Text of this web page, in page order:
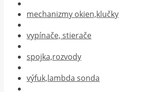
mechanizmy okien,klučky
vypínače, stierače
spojka,rozvody
výfuk,lambda sonda